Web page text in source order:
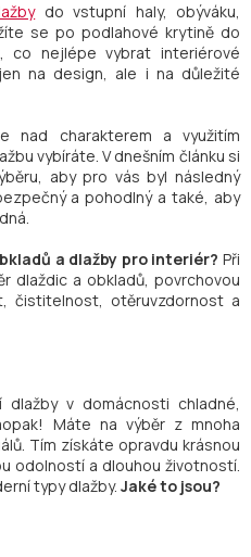
do vstupní haly, obýváku,
se po podlahové krytině do
co nejlépe vybrat interiérové
na design, ale i na důležité
nad charakterem a využitím
vybíráte. V dnešním článku si
aby pro vás byl následný
a pohodlný a také, aby
a dlažby pro interiér? Při
dlaždic a obkladů, povrchovou
čistitelnost, otěruvzdornost a
v domácnosti chladné,
Máte na výběr z mnoha
Tím získáte opravdu krásnou
odolností a dlouhou životností.
typy dlažby. Jaké to jsou?